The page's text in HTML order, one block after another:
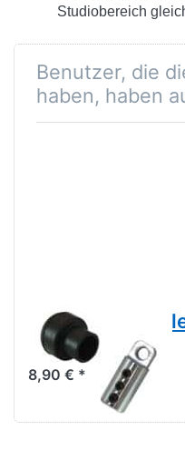
Studiobereich
Benutzer, die
haben, haben
SAK
8,90 € *